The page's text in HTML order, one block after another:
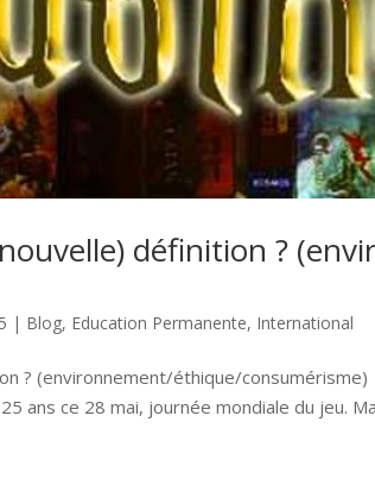
définition ?
| Blog, Education Permanente, International
? (environnement/éthique/
ce 28 mai, journée mondiale du jeu.